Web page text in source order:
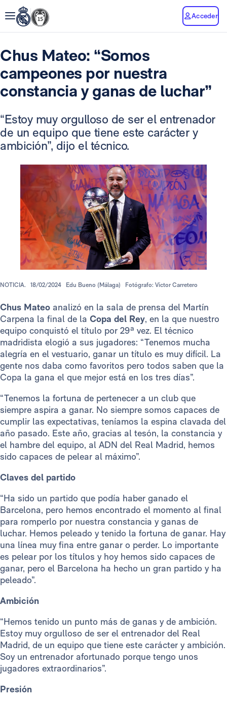
Acceder
Chus Mateo: “Somos
campeones por nuestra
constancia y ganas de luchar”
“Estoy muy orgulloso de ser el entrenador
de un equipo que tiene este carácter y
ambición”, dijo el técnico.
NOTICIA. 18/02/2024 Edu Bueno (Málaga) Fotógrafo: Víctor Carretero
Chus Mateo analizó en la sala de prensa del Martín
Carpena la final de la Copa del Rey, en la que nuestro
equipo conquistó el título por 29ª vez. El técnico
madridista elogió a sus jugadores: “Tenemos mucha
alegría en el vestuario, ganar un título es muy difícil. La
gente nos daba como favoritos pero todos saben que la
Copa la gana el que mejor está en los tres días”.
“Tenemos la fortuna de pertenecer a un club que
siempre aspira a ganar. No siempre somos capaces de
cumplir las expectativas, teníamos la espina clavada del
año pasado. Este año, gracias al tesón, la constancia y
el hambre del equipo, al ADN del Real Madrid, hemos
sido capaces de pelear al máximo”.
Claves del partido
“Ha sido un partido que podía haber ganado el
Barcelona, pero hemos encontrado el momento al final
para romperlo por nuestra constancia y ganas de
luchar. Hemos peleado y tenido la fortuna de ganar. Hay
una línea muy fina entre ganar o perder. Lo importante
es pelear por los títulos y hoy hemos sido capaces de
ganar, pero el Barcelona ha hecho un gran partido y ha
peleado”.
Ambición
“Hemos tenido un punto más de ganas y de ambición.
Estoy muy orgulloso de ser el entrenador del Real
Madrid, de un equipo que tiene este carácter y ambición.
Soy un entrenador afortunado porque tengo unos
jugadores extraordinarios”.
Presión